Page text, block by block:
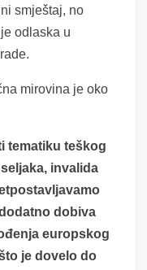
smještaj, no
odlaska u
mirovina je oko
tematiku teškog
invalida
dobiva
europskog
je dovelo do